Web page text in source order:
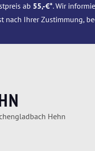
ab 55,-€*. Wir
nach Ihrer Zustimmung,
Hehn